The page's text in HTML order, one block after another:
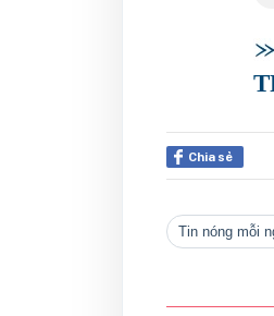
Chia sẻ
tin nóng mỗi